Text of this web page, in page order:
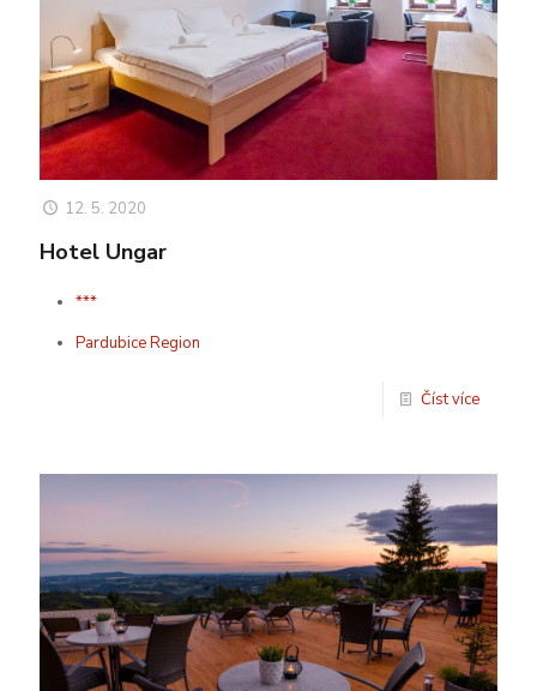
12. 5. 2020
Hotel Ungar
***
Pardubice Region
Číst více